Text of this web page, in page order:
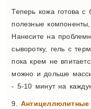
Теперь кожа готова с
полезные
Нанесите на
сыворотку, гель с
пока крем не
можно и дольше
- 5-10 минут на
9.